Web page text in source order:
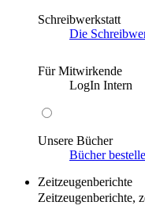
Schreibwerkstatt
Die
Für Mitwirkende
LogIn Intern
Unsere Bücher
Bücher
Zeitzeugenberichte
Zeitzeugenberichte,